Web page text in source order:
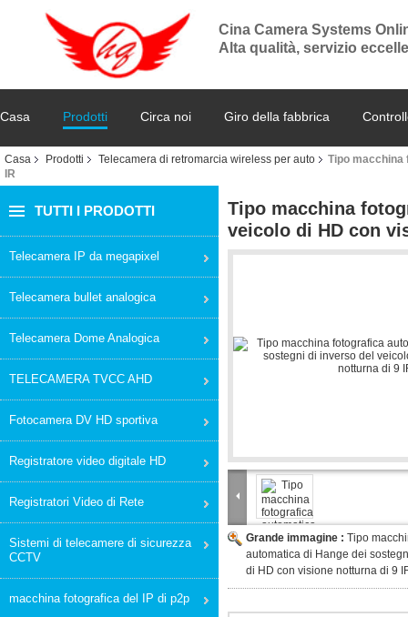
Cina Camera Systems
Alta qualità, servizio
Casa Prodotti Circa noi Giro della fabbrica
Casa Prodotti Telecamera di retromarcia wireless per auto
Tipo macchina
IR
TUTTI I PRODOTTI
Telecamera IP da megapixel
Telecamera bullet analogica
Telecamera Dome Analogica
TELECAMERA TVCC AHD
Fotocamera DV HD sportiva
Registratore video digitale HD
Registratori Video di Rete
Sistemi di telecamere di sicurezza
CCTV
macchina fotografica del IP di p2p
Tipo macchina
veicolo di HD con
Grande immagine : Tipo
automatica di Hange dei
di HD con visione notturna di 9